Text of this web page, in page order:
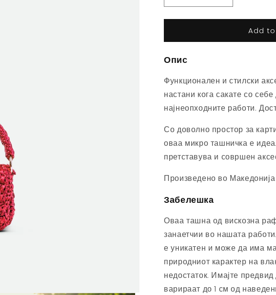
quantity
for
Микро
Црвена
quantity
for
Микро
Add
Опис
Функционален и стилски
настани кога сакате со
најнеопходните работи.
Со доволно простор за
оваа микро ташничка е
претставува и совршен
Произведено во Македонија
Забелешка
Оваа ташна од вискозна
занаетчии во нашата
е уникатен и може да има
природниот карактер на
недостаток. Имајте
варираат до 1 см од